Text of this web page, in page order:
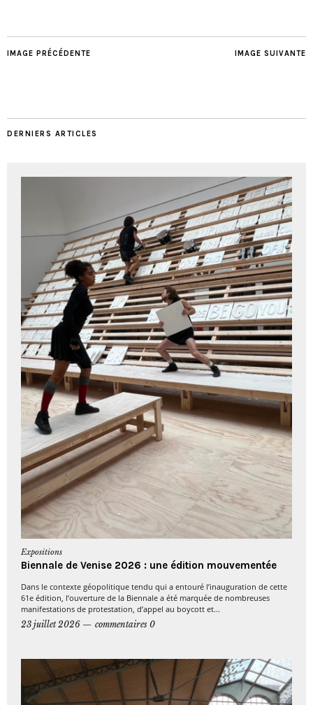
IMAGE SUIVANTE
IMAGE PRÉCÉDENTE
DERNIERS ARTICLES
Expositions
Biennale de Venise 2026 : une édition mouvementée
Dans le contexte géopolitique tendu qui a entouré l’inauguration de cette
61e édition, l’ouverture de la Biennale a été marquée de nombreuses
manifestations de protestation, d’appel au boycott et...
23 juillet 2026
commentaires 0